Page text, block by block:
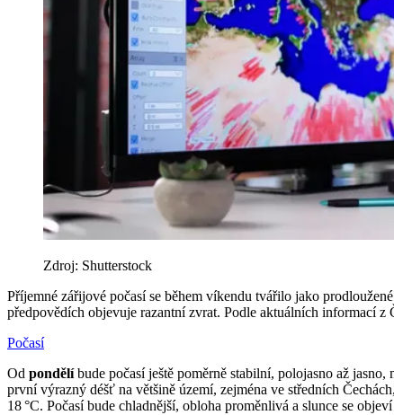
Zdroj: Shutterstock
Příjemné zářijové počasí se během víkendu tvářilo jako
předpovědích objevuje razantní zvrat. Podle aktuálních informací
Počasí
Od pondělíbude počasí ještě poměrně stabilní, polojasno až
první výrazný déšť na většině území, zejména ve středních
18 °C. Počasí bude chladnější, obloha proměnlivá a slunce se